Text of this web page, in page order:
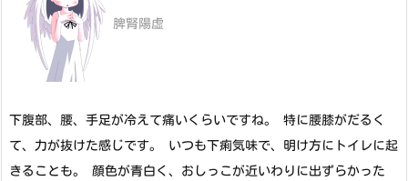
脾腎陽虚
下腹部、腰、手足が冷えて痛いくらいですね。 特に腰膝がだるく
て、力が抜けた感じです。 いつも下痢気味で、明け方にトイレに起
きることも。 顔色が青白く、おしっこが近いわりに出ずらかった